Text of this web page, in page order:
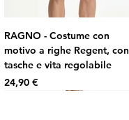
RAGNO - Costume con
motivo a righe Regent, con
tasche e vita regolabile
Prezzo
24,90 €